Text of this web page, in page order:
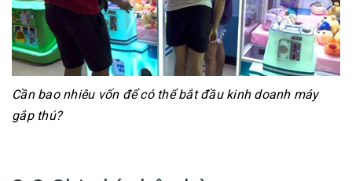
Cần bao nhiêu vốn để có thể bắt đầu kinh doanh máy
gắp thú?